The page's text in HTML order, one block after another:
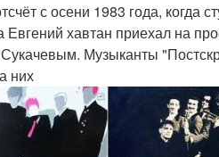
с осени 1983 года, когда
Евгений хавтан приехал на
Музыканты
них